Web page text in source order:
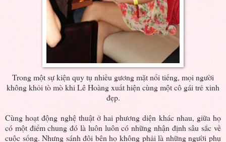
Trong một sự kiện quy tụ nhiều gương mặt nổi tiếng, mọi người
không khỏi tò mò khi Lê Hoàng xuất hiện cùng một cô gái trẻ xinh
đẹp.
Cùng hoạt động nghệ thuật ở hai phương diện khác nhau, giữa họ
có một điểm chung đó là luôn luôn có những nhận định sâu sắc về
cuộc sống. Nhưng sánh đôi bên họ không phải là những người phụ